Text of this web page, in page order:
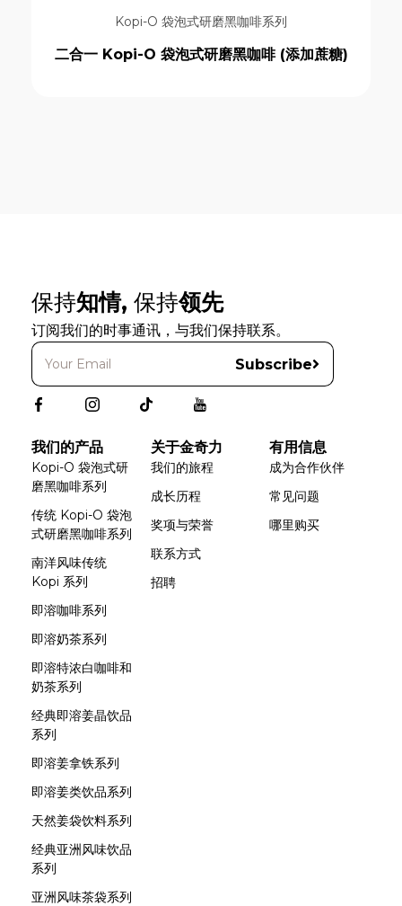
Kopi-O 袋泡式研磨黑咖啡系列
二合一 Kopi-O 袋泡式研磨黑咖啡 (添加蔗糖)
保持知情, 保持领先
订阅我们的时事通讯，与我们保持联系。
Subscribe
我们的产品
Kopi-O 袋泡式研
磨黑咖啡系列
传统 Kopi-O 袋泡
式研磨黑咖啡系列
南洋风味传统
Kopi 系列
即溶咖啡系列
即溶奶茶系列
即溶特浓白咖啡和
奶茶系列
经典即溶姜晶饮品
系列
即溶姜拿铁系列
即溶姜类饮品系列
天然姜袋饮料系列
经典亚洲风味饮品
系列
亚洲风味茶袋系列
关于金奇力
我们的旅程
成长历程
奖项与荣誉
联系方式
招聘
有用信息
成为合作伙伴
常见问题
哪里购买